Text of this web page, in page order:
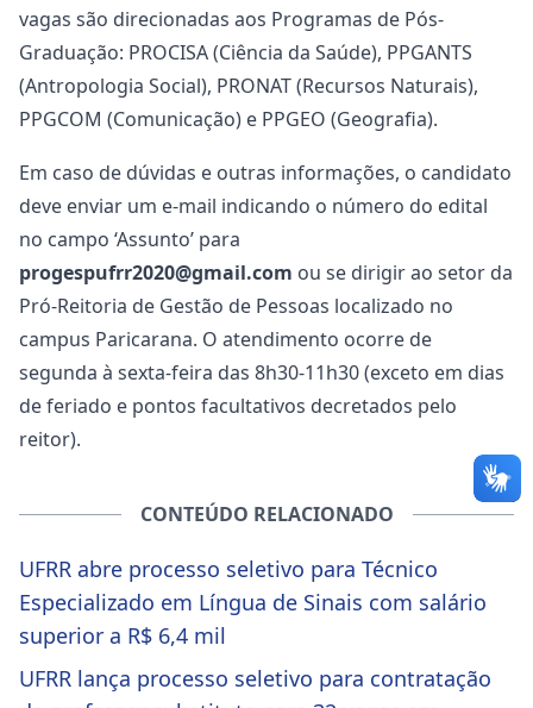
vagas são direcionadas aos Programas de Pós-
Graduação: PROCISA (Ciência da Saúde), PPGANTS
(Antropologia Social), PRONAT (Recursos Naturais),
PPGCOM (Comunicação) e PPGEO (Geografia).
Em caso de dúvidas e outras informações, o candidato
deve enviar um e-mail indicando o número do edital
no campo ‘Assunto’ para
progespufrr2020@gmail.com ou se dirigir ao setor da
Pró-Reitoria de Gestão de Pessoas localizado no
campus Paricarana. O atendimento ocorre de
segunda à sexta-feira das 8h30-11h30 (exceto em dias
de feriado e pontos facultativos decretados pelo
reitor).
CONTEÚDO RELACIONADO
UFRR abre processo seletivo para Técnico
Especializado em Língua de Sinais com salário
superior a R$ 6,4 mil
UFRR lança processo seletivo para contratação